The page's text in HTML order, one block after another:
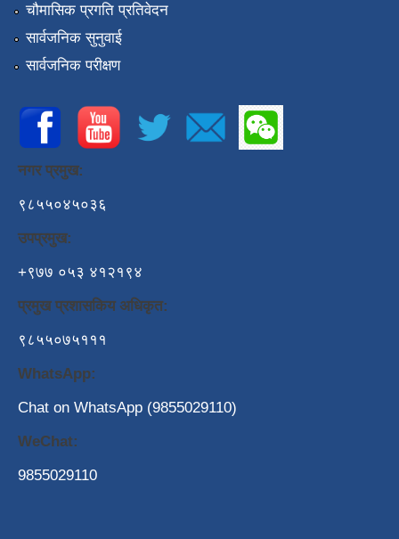
चौमासिक प्रगति प्रतिवेदन
सार्वजनिक सुनुवाई
सार्वजनिक परीक्षण
नगर प्रमुख:
९८५५०४५०३६
उपप्रमुख:
+९७७ ०५३ ४१२१९४
प्रमुख प्रशासकिय अधिकृत:
९८५५०७५१११
WhatsApp:
Chat on WhatsApp (9855029110)
WeChat:
9855029110